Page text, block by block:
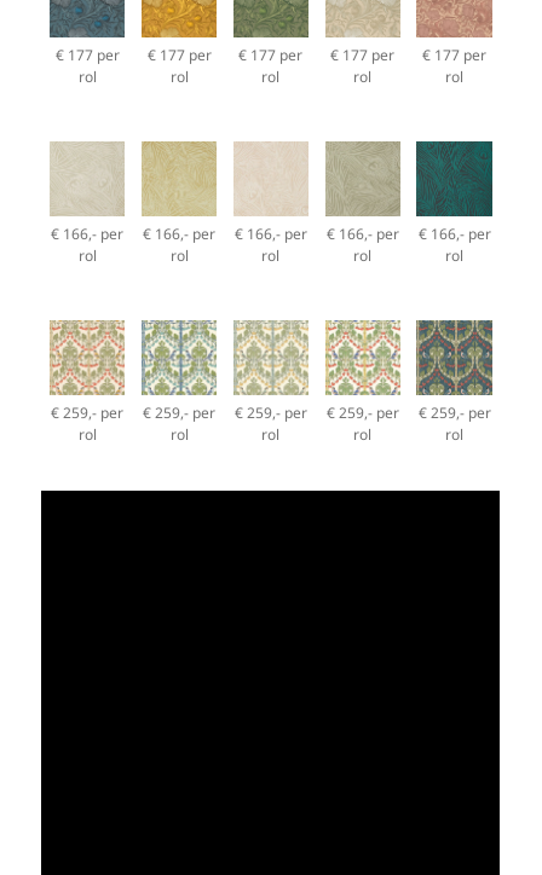
€ 177 per
rol
€ 177 per
rol
€ 177 per
rol
€ 177 per
rol
€ 177 per
rol
€ 166,- per
rol
€ 166,- per
rol
€ 166,- per
rol
€ 166,- per
rol
€ 166,- per
rol
€ 259,- per
rol
€ 259,- per
rol
€ 259,- per
rol
€ 259,- per
rol
€ 259,- per
rol